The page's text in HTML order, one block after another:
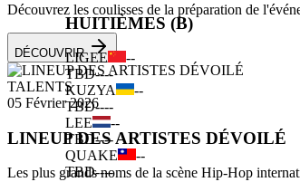
Découvrez les coulisses de la préparation de
DÉCOUVRIR
TALENTS
05 Février 2026
LINEUP DES ARTISTES DÉVOILÉ
Les plus grands noms de la scène Hip-Hop
HUITIÈMES (B)
LIGEE
--
TBD----
KUZYA
--
TBD----
LEE
--
TBD----
QUAKE
--
TBD----